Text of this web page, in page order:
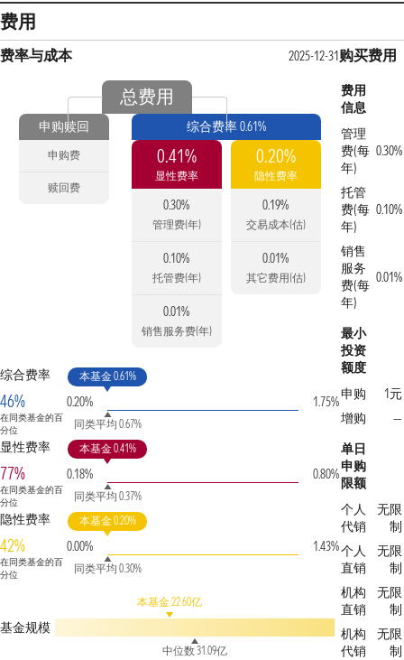
费用
费率与成本 2025-12-31
总费用
申购赎回
申购费
赎回费
综合费率 0.61%
0.41%
显性费率
0.30%
管理费(年)
0.10%
托管费(年)
0.01%
销售服务费(年)
0.20%
隐性费率
0.19%
交易成本(估)
0.01%
其它费用(估)
综合费率
46%
在同类基金的百
分位
0.20%
本基金 0.61%
同类平均 0.67%
1.75%
显性费率
77%
在同类基金的百
分位
0.18%
本基金 0.41%
同类平均 0.37%
0.80%
隐性费率
42%
在同类基金的百
分位
0.00%
本基金 0.20%
同类平均 0.30%
1.43%
基金规模
本基金 22.60亿
中位数 31.09亿
购买费用
费用
信息
管理
费(每
年)
0.30%
托管
费(每
年)
0.10%
销售
服务
费(每
年)
0.01%
最小
投资
额度
申购
1元
增购
—
单日
申购
限额
个人
代销
无限
制
个人
直销
无限
制
机构
直销
无限
制
机构
代销
无限
制